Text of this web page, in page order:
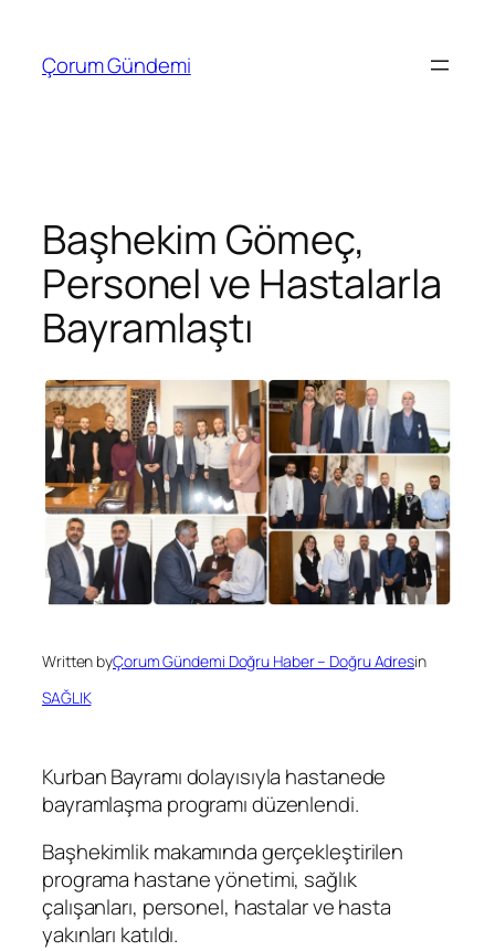
Çorum Gündemi
Başhekim Gömeç,
Personel ve Hastalarla
Bayramlaştı
Written byÇorum Gündemi Doğru Haber – Doğru Adresin
SAĞLIK
Kurban Bayramı dolayısıyla hastanede
bayramlaşma programı düzenlendi.
Başhekimlik makamında gerçekleştirilen
programa hastane yönetimi, sağlık
çalışanları, personel, hastalar ve hasta
yakınları katıldı.